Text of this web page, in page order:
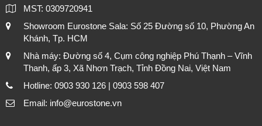
MST: 0309720941
Showroom Eurostone Sala: Số 25 Đường số 10, Phường An
Khánh, Tp. HCM
Nhà máy: Đường số 4, Cụm công nghiệp Phú Thạnh – Vĩnh
Thanh, ấp 3, Xã Nhơn Trạch, Tỉnh Đồng Nai, Việt Nam
Hotline: 0903 930 126 | 0903 598 407
Email: info@eurostone.vn